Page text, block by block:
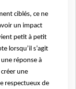
ciblés, ce ne
un impact
petit à petit
lorsqu’il s’agit
réponse à
une
respectueux de